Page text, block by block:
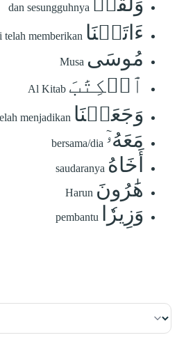
dan sesungguhnya
ءَاتَيۡنَا telah memberikan
مُوسَى Musa
ٱلۡكِتَٰبَ Al Kitab
وَجَعَلۡنَا menjadikan
مَعَهُۥٓ bersama/dia
أَخَاهُ saudaranya
هَٰرُونَ Harun
وَزِيرٗا pembantu